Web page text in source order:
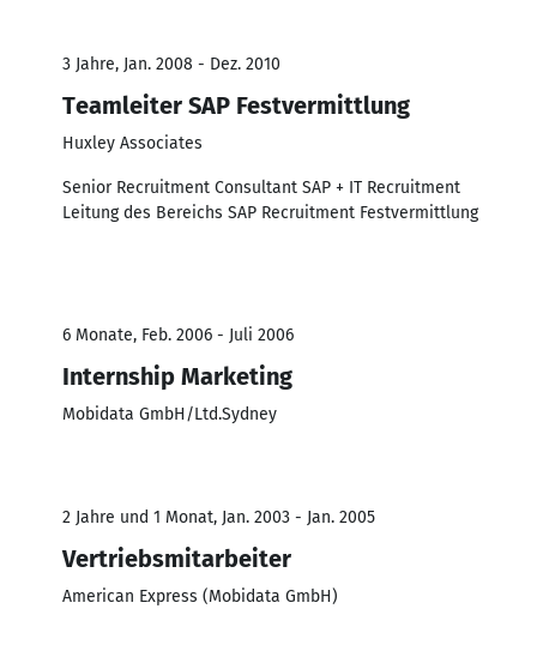
3 Jahre, Jan. 2008 - Dez. 2010
Teamleiter SAP Festvermittlung
Huxley Associates
Senior Recruitment Consultant SAP + IT Recruitment
Leitung des Bereichs SAP Recruitment Festvermittlung
6 Monate, Feb. 2006 - Juli 2006
Internship Marketing
Mobidata GmbH/Ltd.Sydney
2 Jahre und 1 Monat, Jan. 2003 - Jan. 2005
Vertriebsmitarbeiter
American Express (Mobidata GmbH)